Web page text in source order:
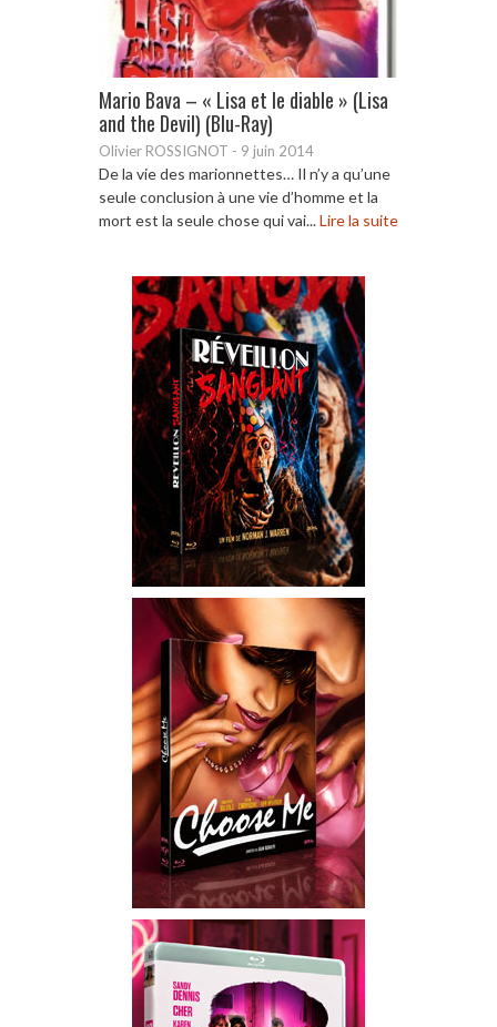
Mario Bava – « Lisa et le diable » (Lisa
and the Devil) (Blu-Ray)
Olivier ROSSIGNOT - 9 juin 2014
De la vie des marionnettes… Il n’y a qu’une
seule conclusion à une vie d’homme et la
mort est la seule chose qui vai...Lire la suite